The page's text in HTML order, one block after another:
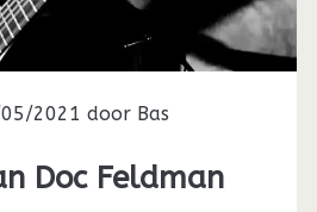
2021 door Bas
Doc Feldman